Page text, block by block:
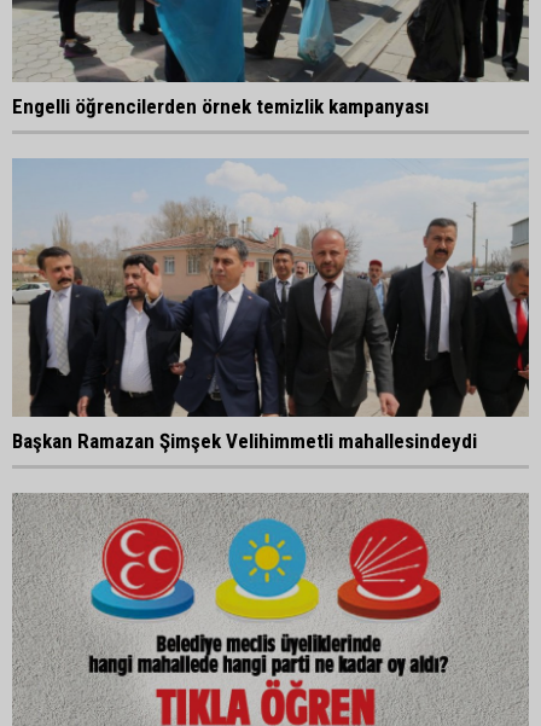
Engelli öğrencilerden örnek temizlik kampanyası
Başkan Ramazan Şimşek Velihimmetli mahallesindeydi